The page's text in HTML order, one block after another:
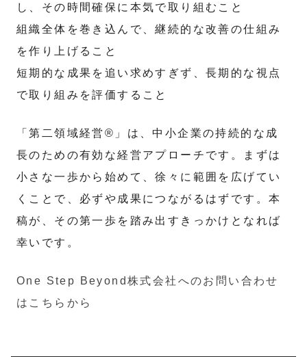
し、その時間確保に本気で取り組むこと
組織全体を巻き込んで、継続的な改善の仕組み
を作り上げること
短期的な成果を追い求めすぎず、長期的な視点
で取り組みを評価すること
「第二領域経営®」は、中小企業の持続的な成
長のための有効な経営アプローチです。まずは
小さな一歩から始めて、徐々に範囲を広げてい
くことで、必ずや成果につながるはずです。本
稿が、その第一歩を踏み出すきっかけとなれば
幸いです。
One Step Beyond株式会社へのお問い合わせ
はこちらから